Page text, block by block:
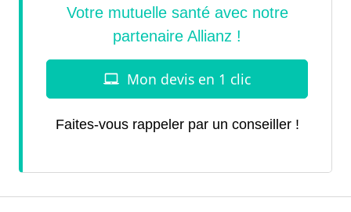
Faites-vous rappeler par un conseiller !